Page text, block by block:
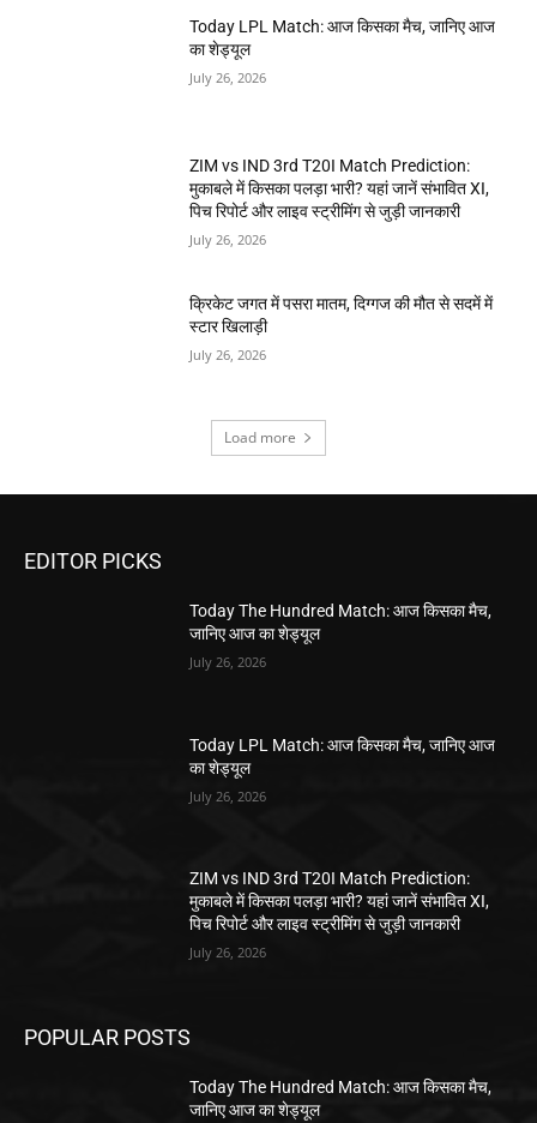
Today LPL Match: आज किसका मैच, जानिए आज
का शेड्यूल
July 26, 2026
ZIM vs IND 3rd T20I Match Prediction:
मुकाबले में किसका पलड़ा भारी? यहां जानें संभावित XI,
पिच रिपोर्ट और लाइव स्ट्रीमिंग से जुड़ी जानकारी
July 26, 2026
क्रिकेट जगत में पसरा मातम, दिग्गज की मौत से सदमें में
स्टार खिलाड़ी
July 26, 2026
Load more
EDITOR PICKS
Today The Hundred Match: आज किसका मैच,
जानिए आज का शेड्यूल
July 26, 2026
Today LPL Match: आज किसका मैच, जानिए आज
का शेड्यूल
July 26, 2026
ZIM vs IND 3rd T20I Match Prediction:
मुकाबले में किसका पलड़ा भारी? यहां जानें संभावित XI,
पिच रिपोर्ट और लाइव स्ट्रीमिंग से जुड़ी जानकारी
July 26, 2026
POPULAR POSTS
Today The Hundred Match: आज किसका मैच,
जानिए आज का शेड्यूल